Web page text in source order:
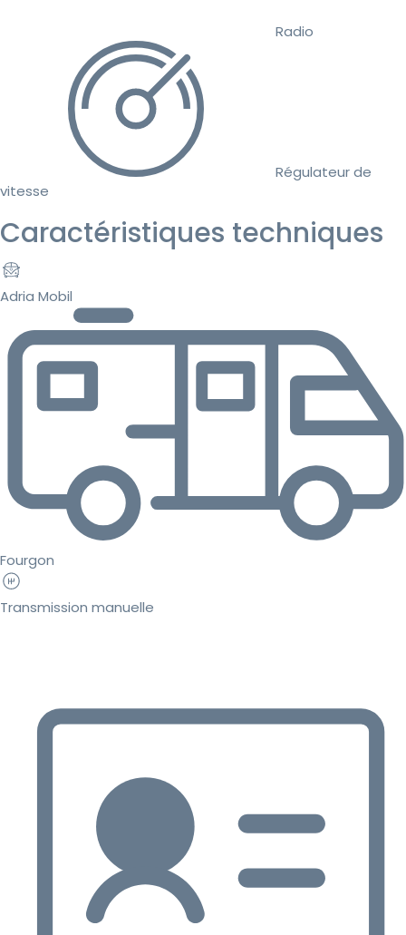
Radio
Régulateur de
vitesse
Caractéristiques techniques
Adria Mobil
Fourgon
Transmission manuelle